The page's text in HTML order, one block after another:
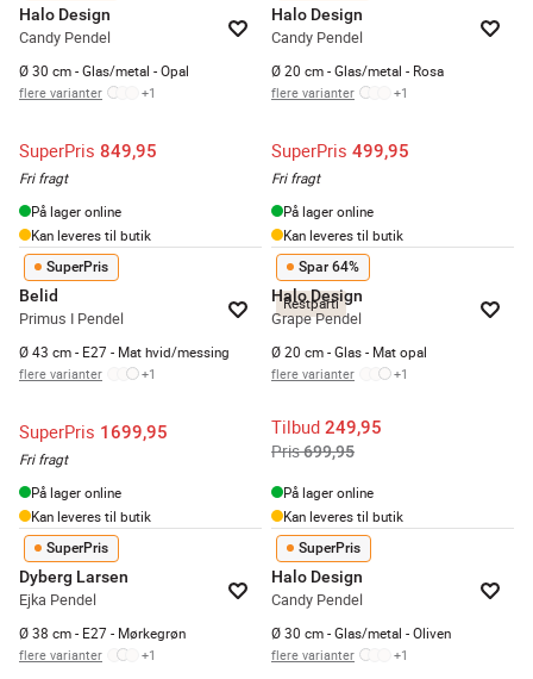
Halo Design
Candy Pendel
Ø 30 cm - Glas/metal - Opal
flere varianter +1
SuperPris 849,95
Fri fragt
På lager online
Kan leveres til butik
Halo Design
Candy Pendel
Ø 20 cm - Glas/metal - Rosa
flere varianter +1
SuperPris 499,95
Fri fragt
På lager online
Kan leveres til butik
SuperPris
Belid
Primus I Pendel
Ø 43 cm - E27 - Mat hvid/messing
flere varianter +1
SuperPris 1699,95
Fri fragt
På lager online
Kan leveres til butik
Restparti
Spar 64%
Halo Design
Grape Pendel
Ø 20 cm - Glas - Mat opal
flere varianter +1
Tilbud 249,95
Pris699,95
På lager online
Kan leveres til butik
SuperPris
Dyberg Larsen
Ejka Pendel
Ø 38 cm - E27 - Mørkegrøn
flere varianter +1
SuperPris
Halo Design
Candy Pendel
Ø 30 cm - Glas/metal - Oliven
flere varianter +1